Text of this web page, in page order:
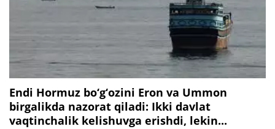
Endi Hormuz bo‘g‘ozini Eron va Ummon
birgalikda nazorat qiladi: Ikki davlat
vaqtinchalik kelishuvga erishdi, lekin...